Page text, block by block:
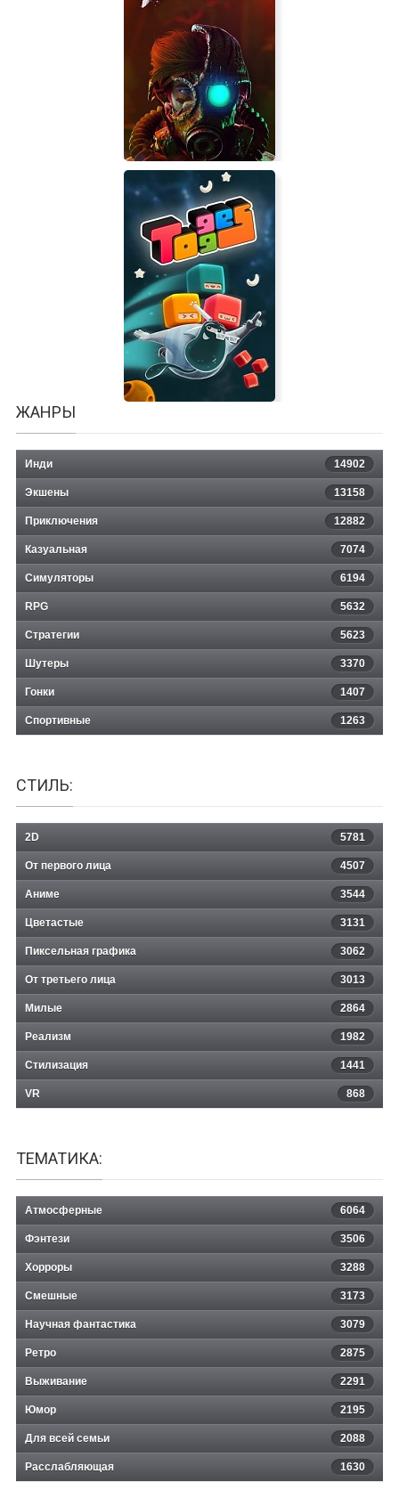
Dark SASI
Dark Light
ЖАНРЫ
Инди 14902
Экшены 13158
Приключения 12882
Казуальная 7074
Симуляторы 6194
RPG 5632
Стратегии 5623
Шутеры 3370
Гонки 1407
Спортивные 1263
СТИЛЬ:
2D 5781
От первого лица 4507
Аниме 3544
Цветастые 3131
Пиксельная графика 3062
От третьего лица 3013
Милые 2864
Реализм 1982
Стилизация 1441
VR 868
ТЕМАТИКА:
Атмосферные 6064
Фэнтези 3506
Хорроры 3288
Смешные 3173
Научная фантастика 3079
Ретро 2875
Выживание 2291
Юмор 2195
Для всей семьи 2088
Расслабляющая 1630